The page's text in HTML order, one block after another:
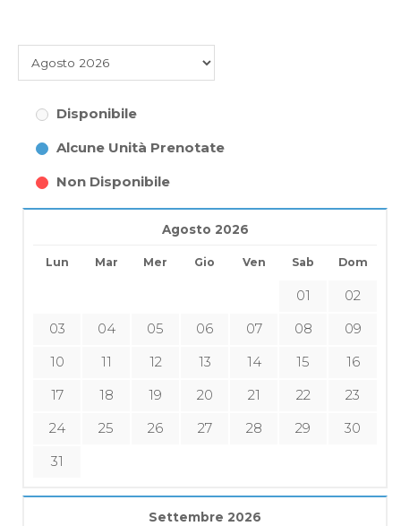
Disponibile
Alcune Unità Prenotate
Non Disponibile
Agosto 2026
Lun Mar Mer Gio Ven Sab Dom
01
02
03
04 05 06 07 08
09
10
11 12 13 14 15
16
17
18 19 20 21 22
23
24
25 26 27 28 29
30
31
Settembre 2026